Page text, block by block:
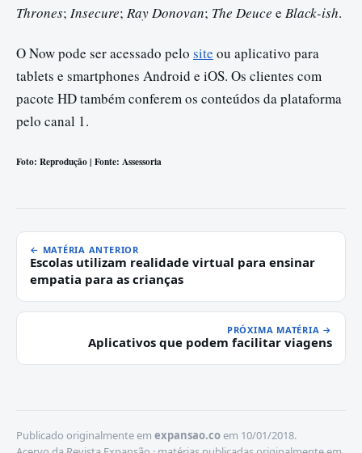
Thrones; Insecure; Ray Donovan; The Deuce e Black-ish.
O Now pode ser acessado pelo site ou aplicativo para
tablets e smartphones Android e iOS. Os clientes com
pacote HD também conferem os conteúdos da plataforma
pelo canal 1.
Foto: Reprodução | Fonte: Assessoria
← MATÉRIA ANTERIOR
Escolas utilizam realidade virtual para ensinar
empatia para as crianças
PRÓXIMA MATÉRIA →
Aplicativos que podem facilitar viagens
Publicado originalmente em expansao.coem 10/01/2018.